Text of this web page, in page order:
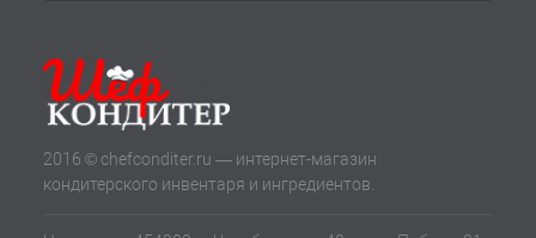
2016 © chefconditer.ru — интернет-магазин
кондитерского инвентаря и ингредиентов.